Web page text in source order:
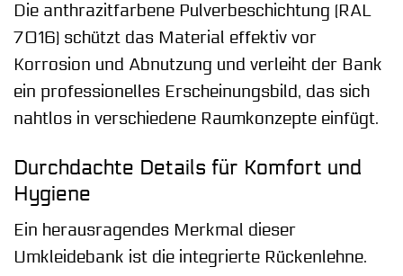
Die anthrazitfarbene Pulverbeschichtung (RAL
7016) schützt das Material effektiv vor
Korrosion und Abnutzung und verleiht der Bank
ein professionelles Erscheinungsbild, das sich
nahtlos in verschiedene Raumkonzepte einfügt.
Durchdachte Details für Komfort und
Hygiene
Ein herausragendes Merkmal dieser
Umkleidebank ist die integrierte Rückenlehne.